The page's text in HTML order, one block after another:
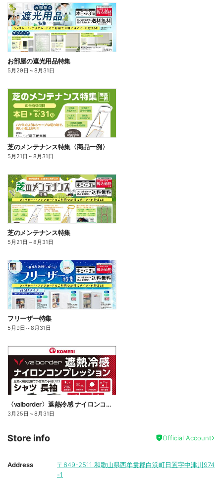
お部屋の遮光用品特集
5月29日 ～8月31日
芝のメンテナンス特集〈商品一例〉
5月21日 ～8月31日
芝のメンテナンス特集
5月21日 ～8月31日
フリーザー特集
5月9日 ～8月31日
〈valborder〉遮熱冷感 ナイロンコンプレッション
3月25日 ～8月31日
Store info Official Account
Address 〒649-2511 和歌山県西牟婁郡白浜町日置字中津川974
-1